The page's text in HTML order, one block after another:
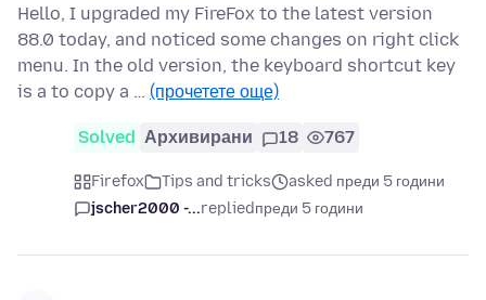
Hello, I upgraded my FireFox to the latest version
88.0 today, and noticed some changes on right click
menu. In the old version, the keyboard shortcut key
is a to copy a … (прочетете още)
Solved Архивирани 18 767
Firefox Tips and tricks
asked преди 5 години
jscher2000 -...repliedпреди 5 години